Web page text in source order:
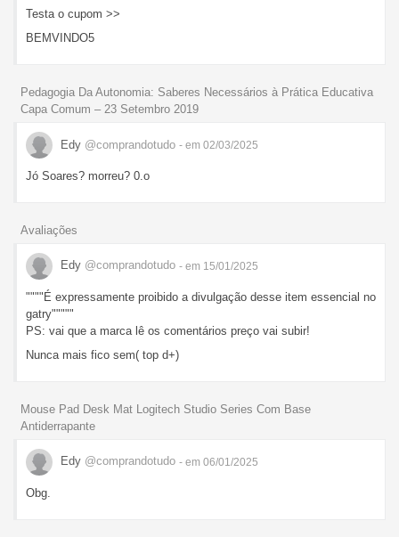
Testa o cupom >>
BEMVINDO5
Pedagogia Da Autonomia: Saberes Necessários à Prática Educativa
Capa Comum – 23 Setembro 2019
Edy @comprandotudo - em 02/03/2025
Jó Soares? morreu? 0.o
Avaliações
Edy @comprandotudo - em 15/01/2025
""""É expressamente proibido a divulgação desse item essencial no
gatry"""""
PS: vai que a marca lê os comentários preço vai subir!
Nunca mais fico sem( top d+)
Mouse Pad Desk Mat Logitech Studio Series Com Base
Antiderrapante
Edy @comprandotudo - em 06/01/2025
Obg.